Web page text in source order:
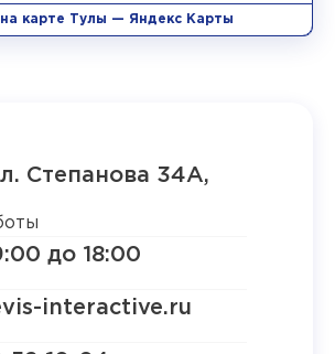
на карте Тулы — Яндекс Карты
Степанова 34А,
до 18:00
interactive.ru